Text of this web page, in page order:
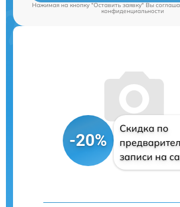
Нажимая на кнопку "Оставить заявку" Вы
конфиденциальности
-20%
Скидка по
записи на